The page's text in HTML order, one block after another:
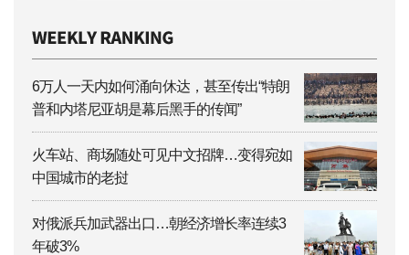
6万人一天内如何涌向休达，甚至传出“特朗
普和内塔尼亚胡是幕后黑手的传闻”
火车站、商场随处可见中文招牌…变得宛如
中国城市的老挝
对俄派兵加武器出口…朝经济增长率连续3
年破3%